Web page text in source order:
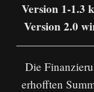
Version 1-1.3
Version 2.0
Die
erhofften